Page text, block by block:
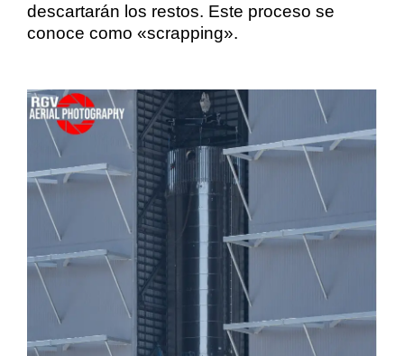
descartarán los restos. Este proceso se
conoce como «scrapping».